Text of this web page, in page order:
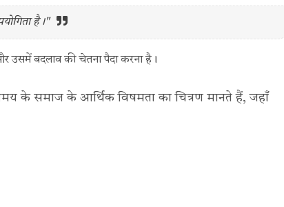
है।"
उसमें बदलाव की चेतना पैदा करना है।
के समाज के आर्थिक विषमता का चित्रण मानते हैं, जहाँ